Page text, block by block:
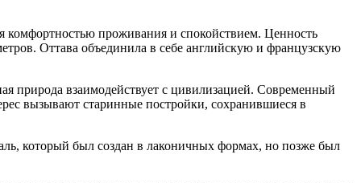
комфортностью проживания и спокойствием. Ценность
Оттава объединила в себе английскую и французскую
природа взаимодействует с цивилизацией. Современный
вызывают старинные постройки, сохранившиеся в
который был создан в лаконичных формах, но позже был